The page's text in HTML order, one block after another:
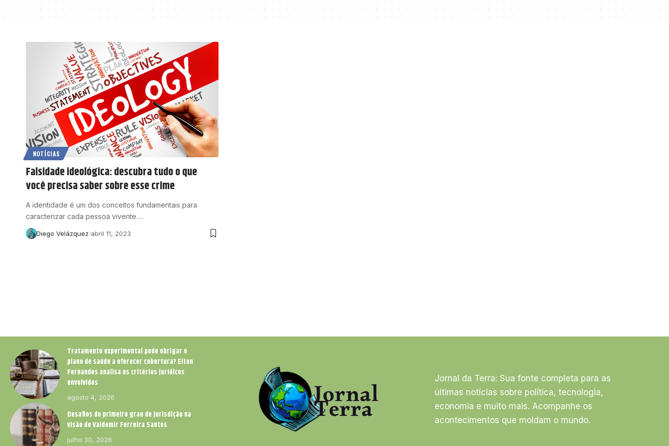
NOTÍCIAS
Falsidade ideológica: descubra tudo o que
você precisa saber sobre esse crime
A identidade é um dos conceitos fundamentais para
caracterizar cada pessoa vivente.…
Diego Velázquez abril 11, 2023
Tratamento experimental pode obrigar o
plano de saúde a oferecer cobertura? Elton
Fernandes analisa os critérios jurídicos
envolvidos
agosto 4, 2026
Desafios do primeiro grau de jurisdição na
visão de Valdemir Ferreira Santos
julho 30, 2026
Jornal da Terra: Sua fonte completa para as
últimas notícias sobre política, tecnologia,
economia e muito mais. Acompanhe os
acontecimentos que moldam o mundo.